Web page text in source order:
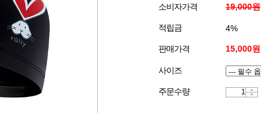
소비자가격 19,000원
적립금 4%
판매가격 15,000원
사이즈
주문수량